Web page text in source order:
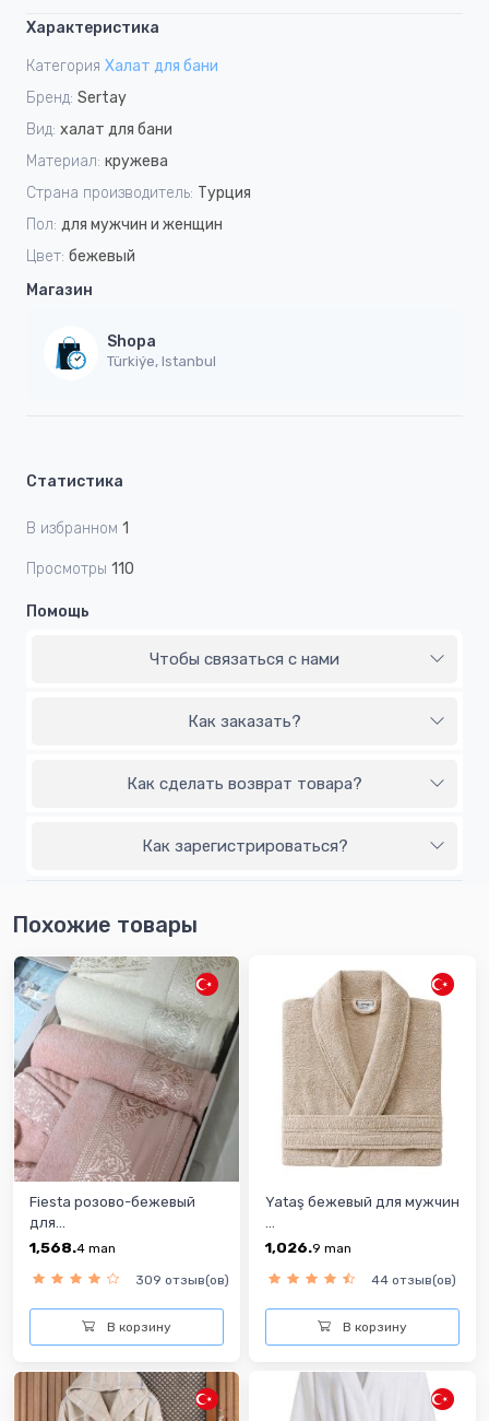
Характеристика
Категория Халат для бани
Бренд: Sertay
Вид: халат для бани
Материал: кружева
Страна производитель: Турция
Пол: для мужчин и женщин
Цвет: бежевый
Магазин
Shopa
Türkiýe, Istanbul
Статистика
В избранном 1
Просмотры 110
Помощь
Чтобы связаться с нами
Как заказать?
Как сделать возврат товара?
Как зарегистрироваться?
Похожие товары
Fiesta розово-бежевый
для...
1,568.4 man
309 отзыв(ов)
В корзину
Yataş бежевый для мужчин
1,026.9 man
44 отзыв(ов)
В корзину